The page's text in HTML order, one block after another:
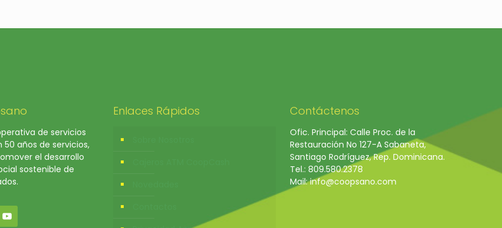
de servicios
50 años de servicios,
el desarrollo
sostenible de
Enlaces Rápidos Contáctenos
Ofic. Principal: Calle Proc. de la
Restauración No 127-A Sabaneta,
Santiago Rodríguez, Rep. Dominicana.
Tel.: 809.580.2378
Mail: info@coopsano.com